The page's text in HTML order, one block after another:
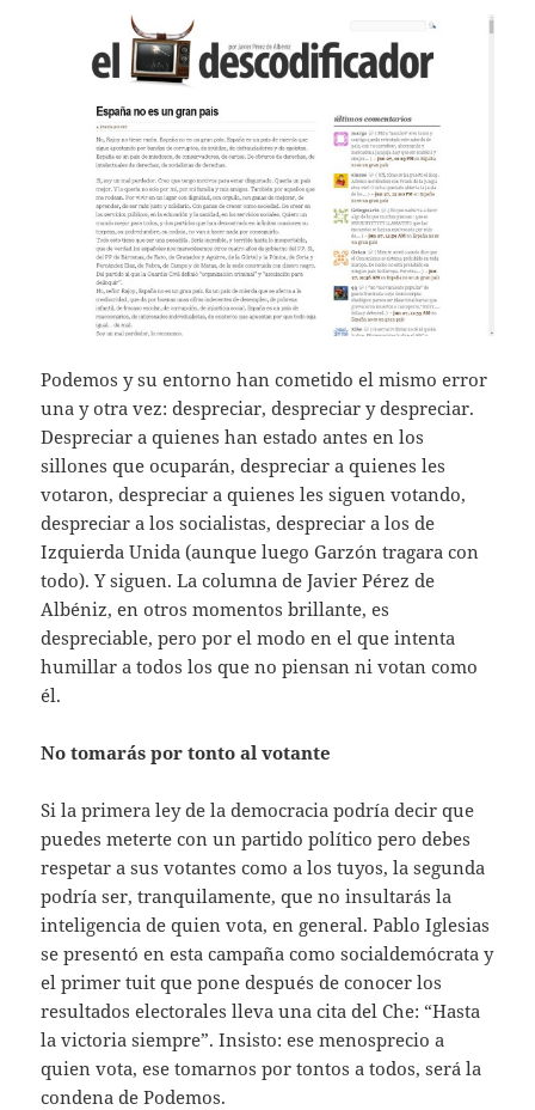
Podemos y su entorno han cometido el mismo error
una y otra vez: despreciar, despreciar y despreciar.
Despreciar a quienes han estado antes en los
sillones que ocuparán, despreciar a quienes les
votaron, despreciar a quienes les siguen votando,
despreciar a los socialistas, despreciar a los de
Izquierda Unida (aunque luego Garzón tragara con
todo). Y siguen. La columna de Javier Pérez de
Albéniz, en otros momentos brillante, es
despreciable, pero por el modo en el que intenta
humillar a todos los que no piensan ni votan como
él.
No tomarás por tonto al votante
Si la primera ley de la democracia podría decir que
puedes meterte con un partido político pero debes
respetar a sus votantes como a los tuyos, la segunda
podría ser, tranquilamente, que no insultarás la
inteligencia de quien vota, en general. Pablo Iglesias
se presentó en esta campaña como socialdemócrata y
el primer tuit que pone después de conocer los
resultados electorales lleva una cita del Che: “Hasta
la victoria siempre”. Insisto: ese menosprecio a
quien vota, ese tomarnos por tontos a todos, será la
condena de Podemos.